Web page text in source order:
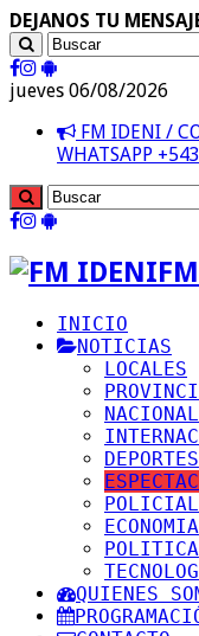
DEJANOS TU
jueves 06/08/2026
FM IDENI /
WHATSAPP
INICIO
NOTICIAS
LOCALES
DEPORTES
ECONOMIA
POLITICA
QUIENES